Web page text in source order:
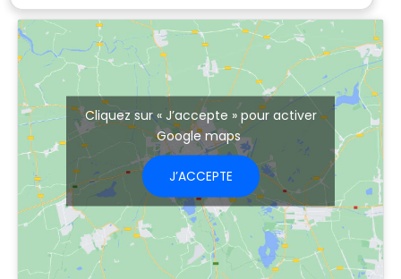
Cliquez sur « J’accepte » pour activer
Google maps
J’ACCEPTE